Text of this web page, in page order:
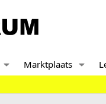
Marktplaats